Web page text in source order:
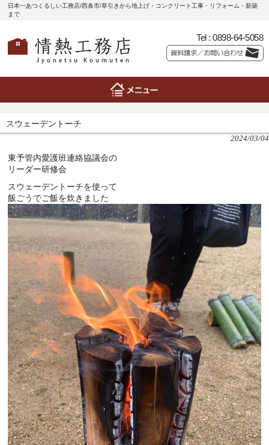
日本一あつくるしい工務店/西条市/草引きから地上げ・コンクリート工事・リフォーム・新築
まで
Tel : 0898-64-5058
スウェーデントーチ
2024/03/04
東予管内愛護班連絡協議会の
リーダー研修会
スウェーデントーチを使って
飯ごうでご飯を炊きました